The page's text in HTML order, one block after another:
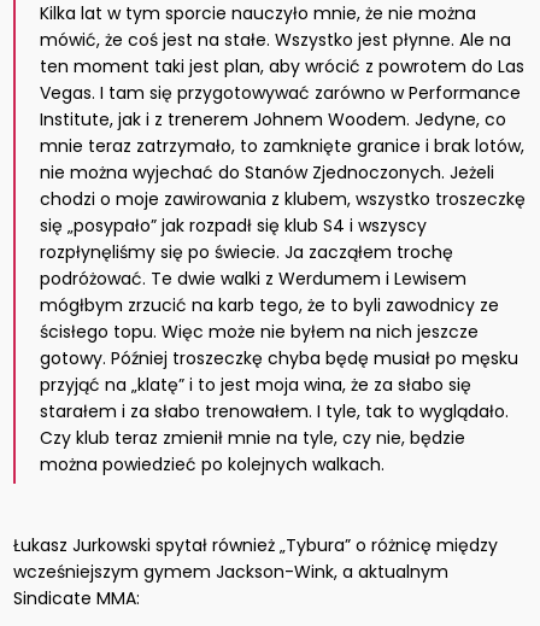
Kilka lat w tym sporcie nauczyło mnie, że nie można
mówić, że coś jest na stałe. Wszystko jest płynne. Ale na
ten moment taki jest plan, aby wrócić z powrotem do Las
Vegas. I tam się przygotowywać zarówno w Performance
Institute, jak i z trenerem Johnem Woodem. Jedyne, co
mnie teraz zatrzymało, to zamknięte granice i brak lotów,
nie można wyjechać do Stanów Zjednoczonych. Jeżeli
chodzi o moje zawirowania z klubem, wszystko troszeczkę
się „posypało” jak rozpadł się klub S4 i wszyscy
rozpłynęliśmy się po świecie. Ja zacząłem trochę
podróżować. Te dwie walki z Werdumem i Lewisem
mógłbym zrzucić na karb tego, że to byli zawodnicy ze
ścisłego topu. Więc może nie byłem na nich jeszcze
gotowy. Później troszeczkę chyba będę musiał po męsku
przyjąć na „klatę” i to jest moja wina, że za słabo się
starałem i za słabo trenowałem. I tyle, tak to wyglądało.
Czy klub teraz zmienił mnie na tyle, czy nie, będzie
można powiedzieć po kolejnych walkach.
Łukasz Jurkowski spytał również „Tybura” o różnicę między
wcześniejszym gymem Jackson-Wink, a aktualnym
Sindicate MMA: